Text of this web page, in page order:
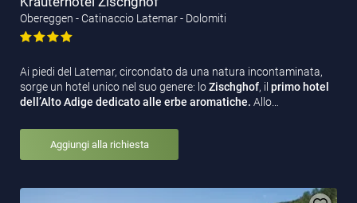
Obereggen - Catinaccio Latemar - Dolomiti
Ai piedi del Latemar, circondato da una natura incontaminata,
sorge un hotel unico nel suo genere: loZischghof, il primo hotel
dell’Alto Adige dedicato alle erbe aromatiche. Allo…
Aggiungi alla richiesta